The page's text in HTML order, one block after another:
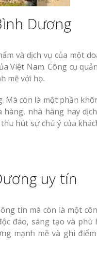
Dương
và dịch vụ của một
Việt Nam. Công cụ
mẽ với họ.
Mà còn là một phần
nhà hàng hay
hút sự chú ý của
uy tín
tin mà còn là một
đáo, sáng tạo và phù
mạnh mẽ và ghi